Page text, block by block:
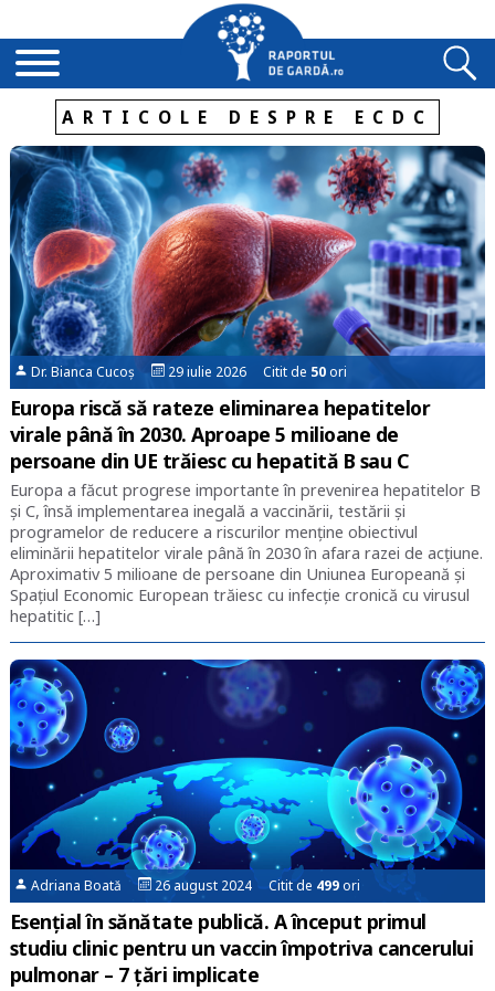
ARTICOLE DESPRE ECDC
Dr. Bianca Cucoș 29 iulie 2026 Citit de 50ori
Europa riscă să rateze eliminarea hepatitelor
virale până în 2030. Aproape 5 milioane de
persoane din UE trăiesc cu hepatită B sau C
Europa a făcut progrese importante în prevenirea hepatitelor B
și C, însă implementarea inegală a vaccinării, testării și
programelor de reducere a riscurilor menține obiectivul
eliminării hepatitelor virale până în 2030 în afara razei de acțiune.
Aproximativ 5 milioane de persoane din Uniunea Europeană și
Spațiul Economic European trăiesc cu infecție cronică cu virusul
hepatitic […]
Adriana Boată 26 august 2024 Citit de 499ori
Esențial în sănătate publică. A început primul
studiu clinic pentru un vaccin împotriva cancerului
pulmonar – 7 țări implicate